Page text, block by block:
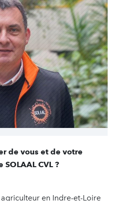
de vous et de votre
CVL ?
en Indre-et-Loire